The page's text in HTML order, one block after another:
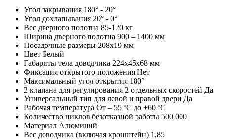
Угол закрывания 180° - 20°
Угол дохлапывания 20° - 0°
Вес дверного полотна 85-120 кг
Ширина дверного полотна 900 – 1400 мм
Посадочные размеры 208х19 мм
Цвет Белый
Габариты тела доводчика 224х45х68 мм
Фиксация открытого положения Нет
Максимальный угол открытия 180°
2 клапана для регулирования 2 отдельных скоростей Да
Универсальный тип для левой и правой двери Да
Рабочая температура От – 55 ºС до +60 ºС
Количество циклов безотказной работы 500 000
Материал Алюминий
Вес доводчика (включая кронштейн) 1,85